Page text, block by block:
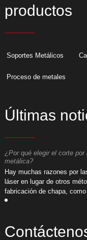
productos
Soportes Metálicos
Proceso de metales
Últimas
¿Por qué elegir el corte
metálica?
​Hay muchas razones por
láser en lugar de otros
fabricación de chapa,